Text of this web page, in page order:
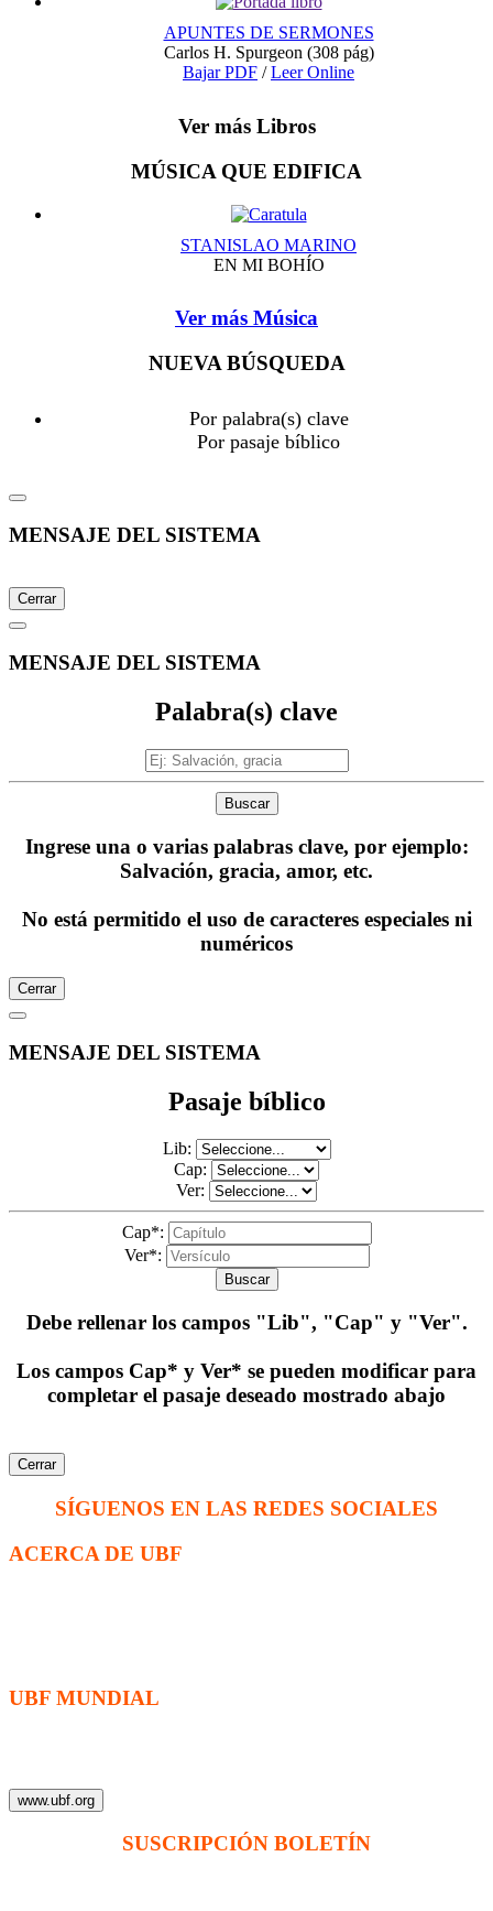
APUNTES DE SERMONES
Carlos H. Spurgeon (308 pág)
Bajar PDF /Leer Online
Ver más Libros
MÚSICA QUE EDIFICA
STANISLAO MARINO
EN MI BOHÍO
Ver más Música
NUEVA BÚSQUEDA
Por palabra(s) clave
Por pasaje bíblico
MENSAJE DEL SISTEMA
Cerrar
MENSAJE DEL SISTEMA
Palabra(s) clave
Buscar
Ingrese una o varias palabras clave, por ejemplo:
Salvación, gracia, amor, etc.
No está permitido el uso de caracteres especiales ni
numéricos
Cerrar
MENSAJE DEL SISTEMA
Pasaje bíblico
Lib:
Cap:
Ver:
Cap*:
Ver*:
Buscar
Debe rellenar los campos "Lib", "Cap" y "Ver".
Los campos Cap* y Ver* se pueden modificar para
completar el pasaje deseado mostrado abajo
Cerrar
SÍGUENOS EN LAS REDES SOCIALES
ACERCA DE UBF
UBF MUNDIAL
www.ubf.org
SUSCRIPCIÓN BOLETÍN